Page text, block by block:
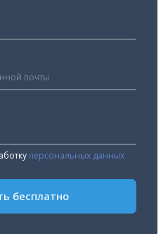
персональных данных
бесплатно